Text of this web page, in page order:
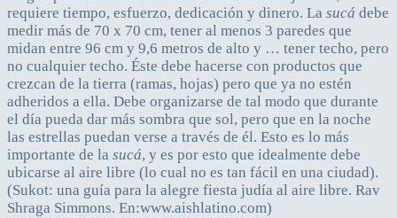
requiere tiempo, esfuerzo, dedicación y dinero. La sucá debe
medir más de 70 x 70 cm, tener al menos 3 paredes que
midan entre 96 cm y 9,6 metros de alto y … tener techo, pero
no cualquier techo. Éste debe hacerse con productos que
crezcan de la tierra (ramas, hojas) pero que ya no estén
adheridos a ella. Debe organizarse de tal modo que durante
el día pueda dar más sombra que sol, pero que en la noche
las estrellas puedan verse a través de él. Esto es lo más
importante de la sucá, y es por esto que idealmente debe
ubicarse al aire libre (lo cual no es tan fácil en una ciudad).
(Sukot: una guía para la alegre fiesta judía al aire libre. Rav
Shraga Simmons. En:www.aishlatino.com)